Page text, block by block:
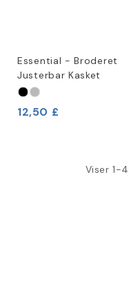
Essential - Broderet
Justerbar Kasket
12,50 £
Viser 1-